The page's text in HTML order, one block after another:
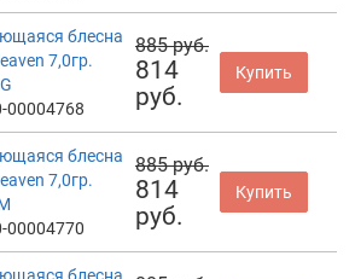
блесна
7,0гр.
00004768
885 руб.
814
руб.
Купить
блесна
7,0гр.
00004770
885 руб.
814
руб.
Купить